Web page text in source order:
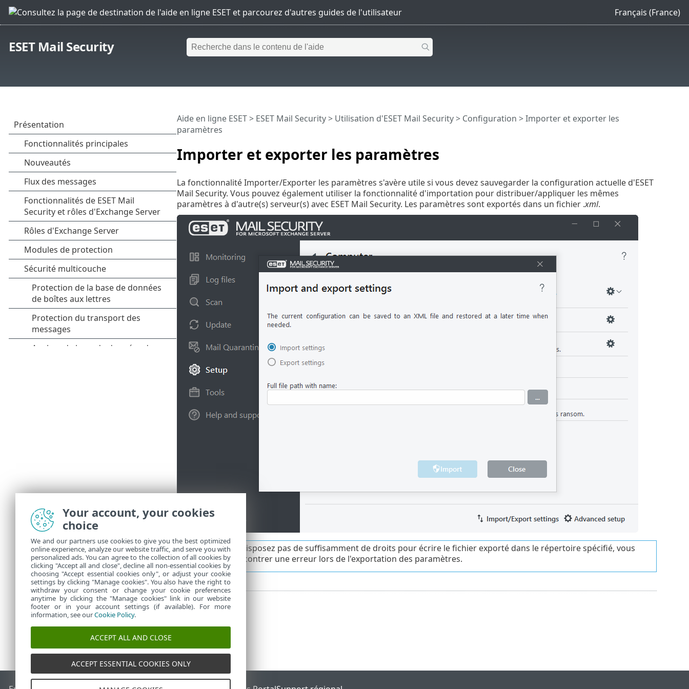
Français (France)
ESET Mail Security
Importer et exporter les paramètres
Aide en ligne ESET> ESET Mail Security> Utilisation d'ESET Mail Security> Configuration > Importer et exporter les
paramètres
La fonctionnalité Importer/Exporter les paramètres s'avère utile si vous devez sauvegarder la configuration actuelle d'ESET
Mail Security. Vous pouvez également utiliser la fonctionnalité d'importation pour distribuer/appliquer les mêmes
paramètres à d'autre(s) serveur(s) avec ESET Mail Security. Les paramètres sont exportés dans un fichier .xml.
Si vous ne disposez pas de suffisamment de droits pour écrire le fichier exporté dans le répertoire spécifié, vous
pouvez rencontrer une erreur lors de l'exportation des paramètres.
Your account, your cookies
choice
We and our partners use cookies to give you the best optimized
online experience, analyze our website traffic, and serve you with
personalized ads. You can agree to the collection of all cookies by
clicking "Accept all and close", decline all non-essential cookies by
choosing "Accept essential cookies only", or adjust your cookie
settings by clicking "Manage cookies". You also have the right to
withdraw your consent or change your cookie preferences
anytime by clicking the "Manage cookies" link in our website
footer or in your account settings (if available). For more
information, see ourCookie Policy.
ACCEPT ALL AND CLOSE
ACCEPT ESSENTIAL COOKIES ONLY